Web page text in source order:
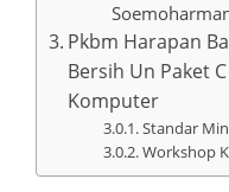
Pkbm Harapan
Bersih Un Paket
Komputer
Standar
Workshop